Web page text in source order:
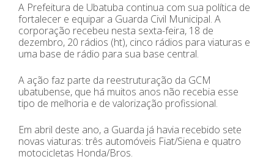
A Prefeitura de Ubatuba continua com sua política de
fortalecer e equipar a Guarda Civil Municipal. A
corporação recebeu nesta sexta-feira, 18 de
dezembro, 20 rádios (ht), cinco rádios para viaturas e
uma base de rádio para sua base central.
A ação faz parte da reestruturação da GCM
ubatubense, que há muitos anos não recebia esse
tipo de melhoria e de valorização profissional.
Em abril deste ano, a Guarda já havia recebido sete
novas viaturas: três automóveis Fiat/Siena e quatro
motocicletas Honda/Bros.